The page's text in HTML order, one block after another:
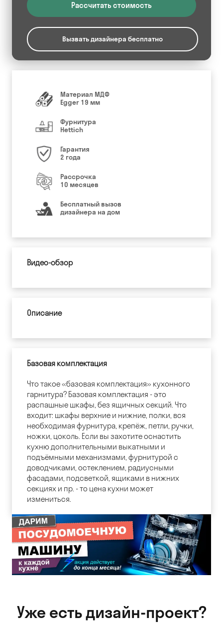
Рассчитать стоимость
Вызвать дизайнера бесплатно
Материал МДФ
Egger 19 мм
Фурнитура
Hettich
Гарантия
2 года
Рассрочка
10 месяцев
Бесплатный вызов
дизайнера на дом
Видео-обзор
Описание
Базовая комплектация
Что такое «базовая комплектация» кухонного
гарнитура? Базовая комплектация - это
распашные шкафы, без ящичных секций. Что
входит: шкафы верхние и нижние, полки, вся
необходимая фурнитура, крепёж, петли, ручки,
ножки, цоколь. Если вы захотите оснастить
кухню дополнительными выкатными и
подъёмными механизмами, фурнитурой с
доводчиками, остеклением, радиусными
фасадами, подсветкой, ящиками в нижних
секциях и пр. - то цена кухни может
измениться.
Уже есть дизайн-проект?